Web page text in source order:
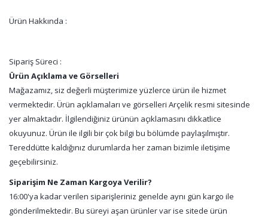
Ürün Hakkında :
Sipariş Süreci :
Ürün Açıklama ve Görselleri
Mağazamız, siz değerli müşterimize yüzlerce ürün ile hizmet
vermektedir. Ürün açıklamaları ve görselleri Arçelik resmi sitesinde
yer almaktadır. İlgilendiğiniz ürünün açıklamasını dikkatlice
okuyunuz. Ürün ile ilgili bir çok bilgi bu bölümde paylaşılmıştır.
Tereddütte kaldığınız durumlarda her zaman bizimle iletişime
geçebilirsiniz.
Siparişim Ne Zaman Kargoya Verilir?
16:00'ya kadar verilen siparişleriniz genelde aynı gün kargo ile
gönderilmektedir. Bu süreyi aşan ürünler var ise sitede ürün